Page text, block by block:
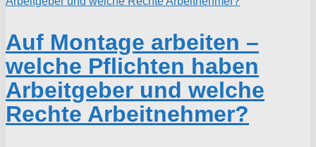
Auf Montage arbeiten –
welche Pflichten haben
Arbeitgeber und welche
Rechte Arbeitnehmer?